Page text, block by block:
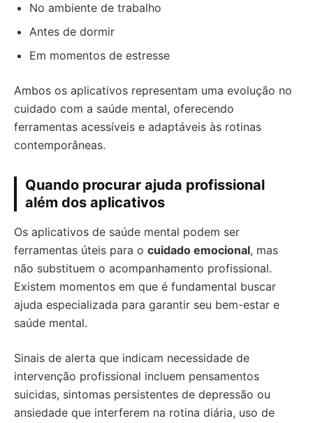
No ambiente de trabalho
Antes de dormir
Em momentos de estresse
Ambos os aplicativos representam uma evolução no
cuidado com a saúde mental, oferecendo
ferramentas acessíveis e adaptáveis às rotinas
contemporâneas.
Quando procurar ajuda profissional
além dos aplicativos
Os aplicativos de saúde mental podem ser
ferramentas úteis para o cuidado emocional, mas
não substituem o acompanhamento profissional.
Existem momentos em que é fundamental buscar
ajuda especializada para garantir seu bem-estar e
saúde mental.
Sinais de alerta que indicam necessidade de
intervenção profissional incluem pensamentos
suicidas, sintomas persistentes de depressão ou
ansiedade que interferem na rotina diária, uso de